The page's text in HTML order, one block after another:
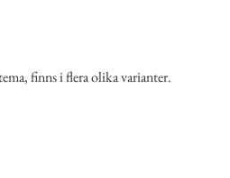
finns i flera olika varianter.